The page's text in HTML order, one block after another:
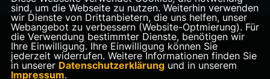
Homepage des CDU Kreisverbandes Aurich
sind, um die Webseite zu nutzen. Weiterhin verwenden
wir Dienste von Drittanbietern, die uns helfen, unser
Webangebot zu verbessern (Website-Optmierung). Für
die Verwendung bestimmter Dienste, benötigen wir
Ihre Einwilligung. Ihre Einwilligung können Sie
jederzeit widerrufen. Weitere Informationen finden Sie
in unserer Datenschutzerklärungund in unserem
Impressum.